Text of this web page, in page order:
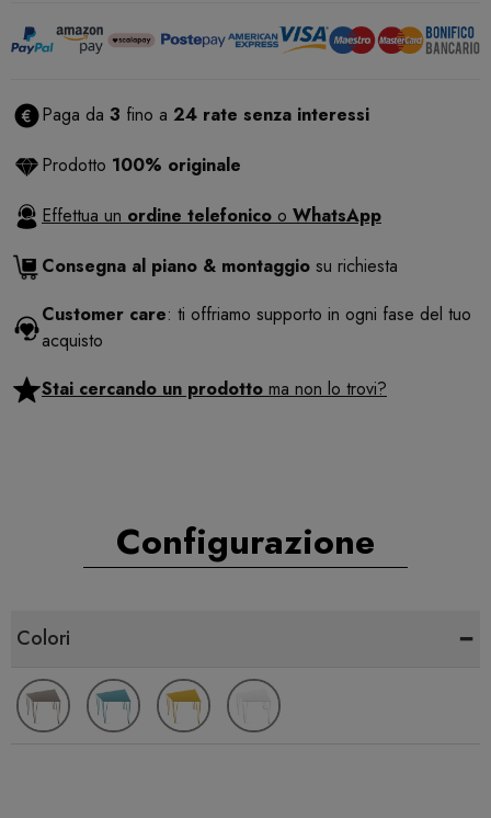
Paga da 3 fino a 24 rate senza interessi
Prodotto 100% originale
Effettua un ordine telefonico o WhatsApp
Consegna al piano & montaggio su richiesta
Customer care: ti offriamo supporto in ogni fase del tuo
acquisto
Stai cercando un prodotto ma non lo trovi?
Configurazione
Colori -